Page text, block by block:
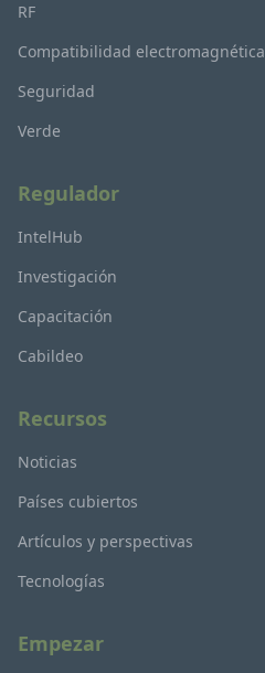
RF
Compatibilidad electromagnética
Seguridad
Verde
Regulador
IntelHub
Investigación
Capacitación
Cabildeo
Recursos
Noticias
Países cubiertos
Artículos y perspectivas
Tecnologías
Empezar